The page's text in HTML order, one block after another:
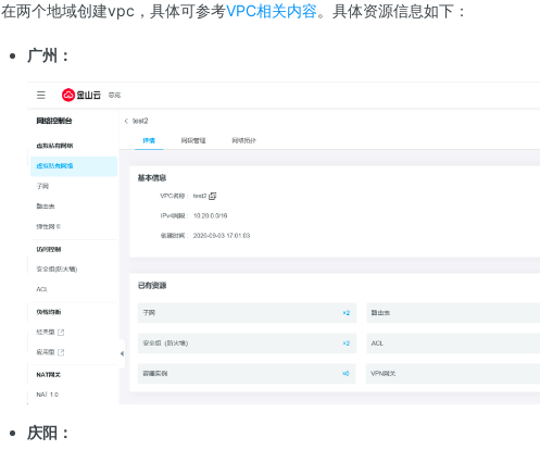
在两个地域创建vpc，具体可参考VPC相关内容。具体资源信息如下：
广州：
庆阳：